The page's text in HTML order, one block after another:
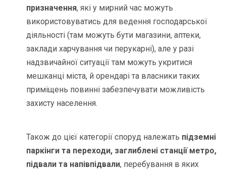
призначення, які у мирний час можуть
використовуватись для ведення господарської
діяльності (там можуть бути магазини, аптеки,
заклади харчування чи перукарні), але у разі
надзвичайної ситуації там можуть укритися
мешканці міста, й орендарі та власники таких
приміщень повинні забезпечувати можливість
захисту населення.
Також до цієї категорії споруд належать підземні
паркінги та переходи, заглиблені станції метро,
підвали та напівпідвали, перебування в яких